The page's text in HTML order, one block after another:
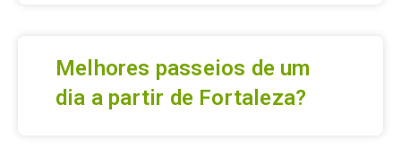
Melhores passeios de um
dia a partir de Fortaleza?